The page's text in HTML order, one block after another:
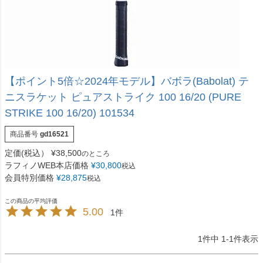
【ポイント5倍☆2024年モデル】バボラ(Babolat) テ
ニスラケット ピュアストライク 100 16/20 (PURE
STRIKE 100 16/20) 101534
商品番号 gd16521
定価(税込） ¥38,500のところ
ラフィノWEB本店価格 ¥30,800税込
会員特別価格 ¥28,875税込
5.00 1
1件中 1-1件表示